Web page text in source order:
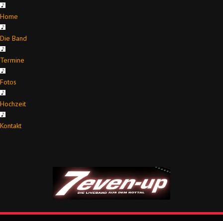
Home
Die Band
Termine
Fotos
Hochzeit
Kontakt